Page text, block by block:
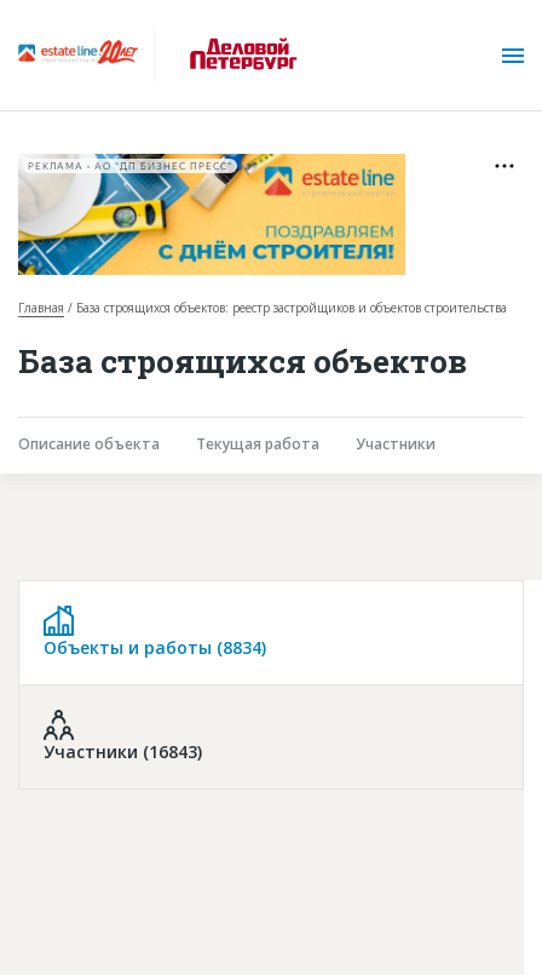
Горячие объекты
Инвестпроекты
Платные услуги
Пресс-релизы
Контакты
РЕКЛАМА • АО "ДП БИЗНЕС ПРЕСС"
Главная База строящихся объектов: реестр застройщиков и объектов строительства
База строящихся объектов
Описание объекта Текущая работа Участники
Объекты и работы (8834)
Участники (16843)